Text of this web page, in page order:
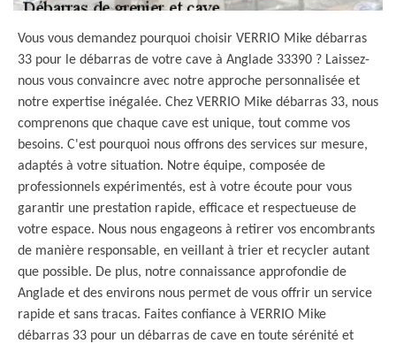
Vous vous demandez pourquoi choisir VERRIO Mike débarras
33 pour le débarras de votre cave à Anglade 33390 ? Laissez-
nous vous convaincre avec notre approche personnalisée et
notre expertise inégalée. Chez VERRIO Mike débarras 33, nous
comprenons que chaque cave est unique, tout comme vos
besoins. C'est pourquoi nous offrons des services sur mesure,
adaptés à votre situation. Notre équipe, composée de
professionnels expérimentés, est à votre écoute pour vous
garantir une prestation rapide, efficace et respectueuse de
votre espace. Nous nous engageons à retirer vos encombrants
de manière responsable, en veillant à trier et recycler autant
que possible. De plus, notre connaissance approfondie de
Anglade et des environs nous permet de vous offrir un service
rapide et sans tracas. Faites confiance à VERRIO Mike
débarras 33 pour un débarras de cave en toute sérénité et